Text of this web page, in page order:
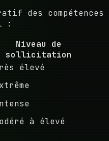
des compétences
:
Niveau de
sollicitation
élevé
à élevé